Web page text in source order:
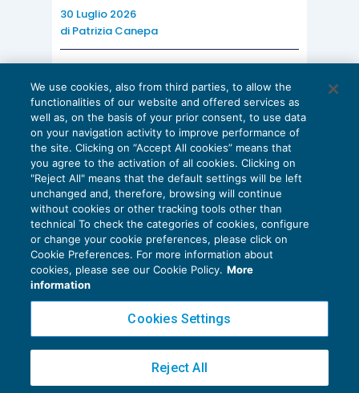
30 Luglio 2026
di Patrizia Canepa
EU AI Act e studi professionali: le
scadenze concrete
27 Luglio 2026
di Diego BarberieStefano Dovier
Privacy Policy
Cookie Policy
Copyright 2016 ©Gruppo Euroconference S.p.A.v2.32.2
Piazza Luigi Einaudi, 10N01 - 20124 Milano - info@ecnews.it
We use cookies, also from third parties, to allow the
functionalities of our website and offered services as
well as, on the basis of your prior consent, to use data
on your navigation activity to improve performance of
the site. Clicking on “Accept All cookies” means that
you agree to the activation of all cookies. Clicking on
"Reject All" means that the default settings will be left
unchanged and, therefore, browsing will continue
without cookies or other tracking tools other than
technical To check the categories of cookies, configure
or change your cookie preferences, please click on
Cookie Preferences. For more information about
cookies, please see our Cookie Policy. More
information
Cookies Settings
Reject All